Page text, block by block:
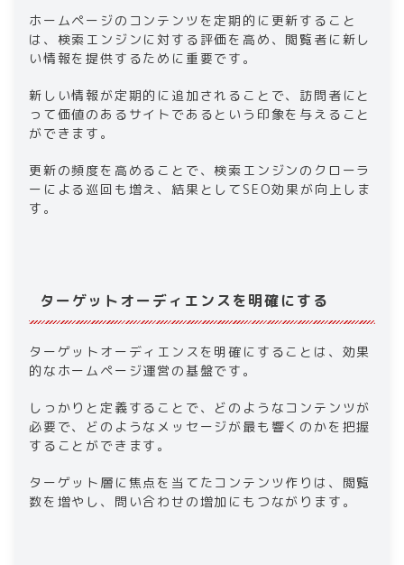
ホームページのコンテンツを定期的に更新すること
は、検索エンジンに対する評価を高め、閲覧者に新し
い情報を提供するために重要です。
新しい情報が定期的に追加されることで、訪問者にと
って価値のあるサイトであるという印象を与えること
ができます。
更新の頻度を高めることで、検索エンジンのクローラ
ーによる巡回も増え、結果としてSEO効果が向上しま
す。
ターゲットオーディエンスを明確にする
ターゲットオーディエンスを明確にすることは、効果
的なホームページ運営の基盤です。
しっかりと定義することで、どのようなコンテンツが
必要で、どのようなメッセージが最も響くのかを把握
することができます。
ターゲット層に焦点を当てたコンテンツ作りは、閲覧
数を増やし、問い合わせの増加にもつながります。